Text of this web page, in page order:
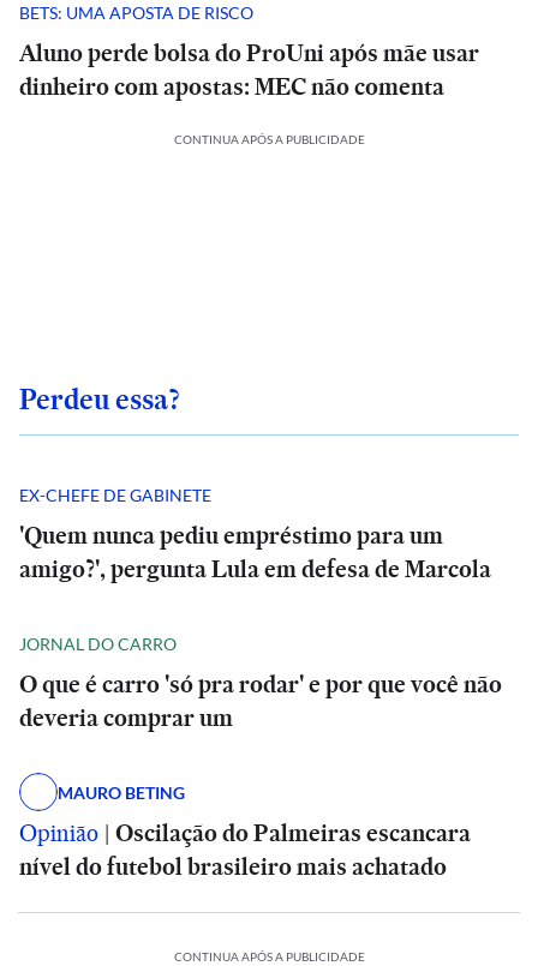
BETS: UMA APOSTA DE RISCO
Aluno perde bolsa do ProUni após mãe usar
dinheiro com apostas: MEC não comenta
CONTINUA APÓS A PUBLICIDADE
Perdeu essa?
EX-CHEFE DE GABINETE
'Quem nunca pediu empréstimo para um
amigo?', pergunta Lula em defesa de Marcola
JORNAL DO CARRO
O que é carro 'só pra rodar' e por que você não
deveria comprar um
MAURO BETING
Opinião | Oscilação do Palmeiras escancara
nível do futebol brasileiro mais achatado
CONTINUA APÓS A PUBLICIDADE